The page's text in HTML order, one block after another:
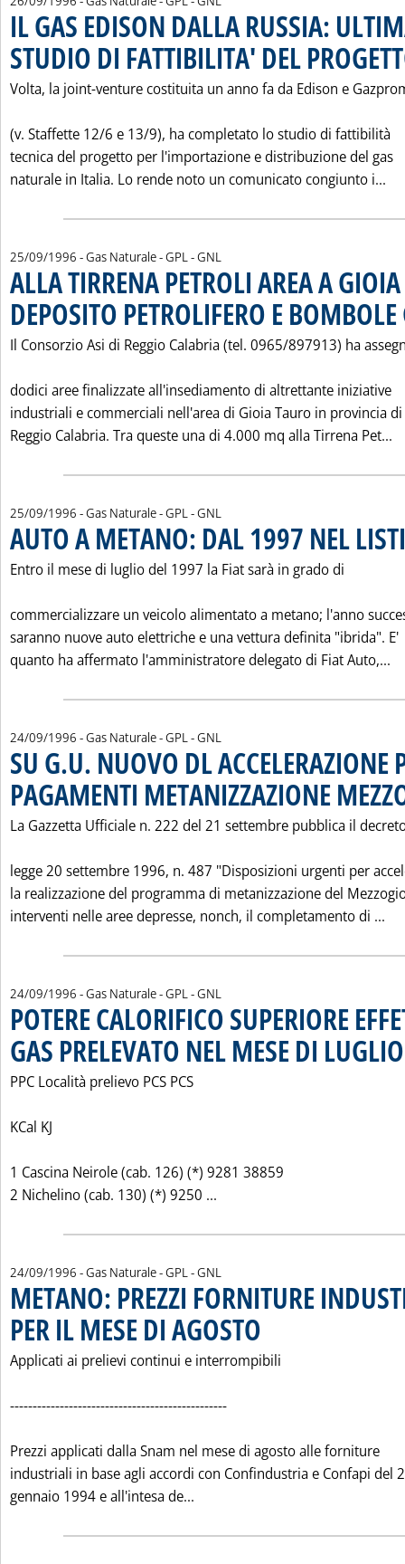
IL GAS EDISON DALLA RUSSIA:
STUDIO DI FATTIBILITA' DEL
Volta, la joint-venture costituita un anno fa da Edison e
(v. Staffette 12/6 e 13/9), ha completato lo studio di fattibilità
tecnica del progetto per l'importazione e distribuzione del gas
naturale in Italia. Lo rende noto un comunicato congiunto i...
25/09/1996 - Gas Naturale - GPL - GNL
ALLA TIRRENA PETROLI AREA A
DEPOSITO PETROLIFERO E BOMBOLE
Il Consorzio Asi di Reggio Calabria (tel. 0965/897913) ha
dodici aree finalizzate all'insediamento di altrettante iniziative
industriali e commerciali nell'area di Gioia Tauro in provincia di
Reggio Calabria. Tra queste una di 4.000 mq alla Tirrena Pet...
25/09/1996 - Gas Naturale - GPL - GNL
AUTO A METANO: DAL 1997 NEL
Entro il mese di luglio del 1997 la Fiat sarà in grado di
commercializzare un veicolo alimentato a metano; l'anno
saranno nuove auto elettriche e una vettura definita "ibrida". E'
quanto ha affermato l'amministratore delegato di Fiat Auto,...
24/09/1996 - Gas Naturale - GPL - GNL
SU G.U. NUOVO DL ACCELERAZIONE
PAGAMENTI METANIZZAZIONE
La Gazzetta Ufficiale n. 222 del 21 settembre pubblica il
legge 20 settembre 1996, n. 487 "Disposizioni urgenti per
la realizzazione del programma di metanizzazione del
interventi nelle aree depresse, nonch‚ il completamento di ...
24/09/1996 - Gas Naturale - GPL - GNL
POTERE CALORIFICO SUPERIORE
GAS PRELEVATO NEL MESE DI
PPC Località prelievo PCS PCS
KCal KJ
1 Cascina Neirole (cab. 126) (*) 9281 38859
2 Nichelino (cab. 130) (*) 9250 ...
24/09/1996 - Gas Naturale - GPL - GNL
METANO: PREZZI FORNITURE
PER IL MESE DI AGOSTO
Applicati ai prelievi continui e interrompibili
------------------------------------------------
Prezzi applicati dalla Snam nel mese di agosto alle forniture
industriali in base agli accordi con Confindustria e Confapi del
gennaio 1994 e all'intesa de...